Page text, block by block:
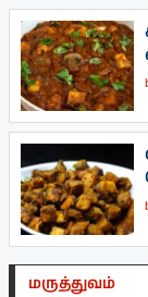
மருத்துவம்